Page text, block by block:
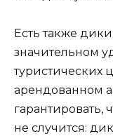
Есть также
значительном
туристических
арендованном
гарантировать,
не случится: